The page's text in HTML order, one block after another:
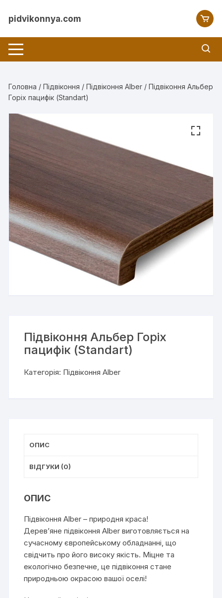
pidvikonnya.com
Головна /Підвіконня /Підвіконня Alber / Підвіконня Альбер
Горіх пацифік (Standart)
Підвіконня Альбер Горіх
пацифік (Standart)
Категорія: Підвіконня Alber
ОПИС
ВІДГУКИ (0)
ОПИС
Підвіконня Alber – природня краса!
Дерев’яне підвіконня Alber виготовляється на
сучасному європейському обладнанні, що
свідчить про його високу якість. Міцне та
екологічно безпечне, це підвіконня стане
природньою окрасою вашої оселі!